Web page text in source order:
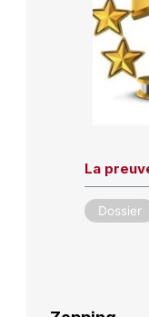
La
Dossier